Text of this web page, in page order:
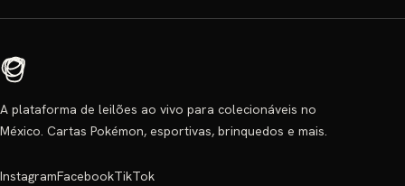
A plataforma de leilões ao vivo para colecionáveis no
México. Cartas Pokémon, esportivas, brinquedos e mais.
InstagramFacebookTikTok